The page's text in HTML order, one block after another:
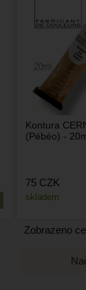
Kontura
(Pébéo) -
skladem
75 CZK
Zobrazeno